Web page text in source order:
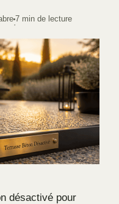
·
7 min de lecture
désactivé pour